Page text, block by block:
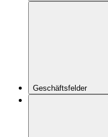
Geschäftsfelder